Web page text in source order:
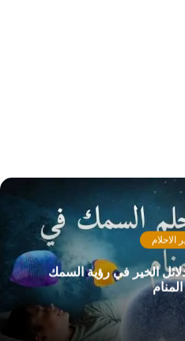
الاحلام
الخير في رؤية السمك